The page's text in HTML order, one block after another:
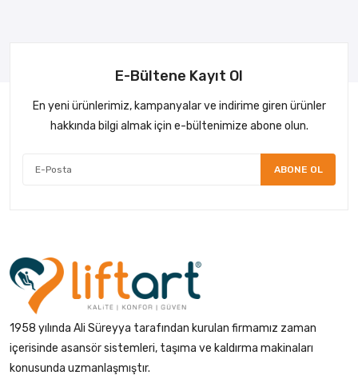
E-Bültene Kayıt Ol
En yeni ürünlerimiz, kampanyalar ve indirime giren ürünler
hakkında bilgi almak için e-bültenimize abone olun.
ABONE OL
1958 yılında Ali Süreyya tarafından kurulan firmamız zaman
içerisinde asansör sistemleri, taşıma ve kaldırma makinaları
konusunda uzmanlaşmıştır.